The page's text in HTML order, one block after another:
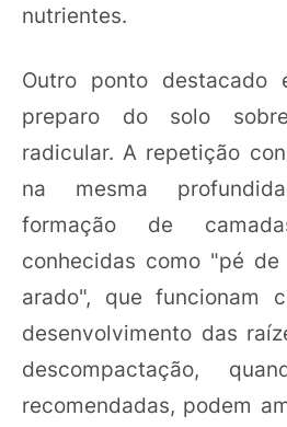
nutrientes.
Outro ponto
preparo do solo
radicular. A repetição
na mesma
formação de
conhecidas como "pé
arado", que funcionam
desenvolvimento das
descompactação,
recomendadas, podem